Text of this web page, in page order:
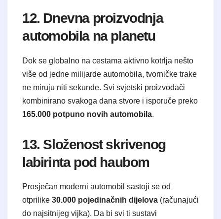
12. Dnevna proizvodnja
automobila na planetu
Dok se globalno na cestama aktivno kotrlja nešto
više od jedne milijarde automobila, tvorničke trake
ne miruju niti sekunde. Svi svjetski proizvođači
kombinirano svakoga dana stvore i isporuče preko
165.000 potpuno novih automobila.
13. Složenost skrivenog
labirinta pod haubom
Prosječan moderni automobil sastoji se od
otprilike 30.000 pojedinačnih dijelova (računajući
do najsitnijeg vijka). Da bi svi ti sustavi